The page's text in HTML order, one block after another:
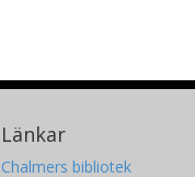
Länkar
Chalmers bibliotek